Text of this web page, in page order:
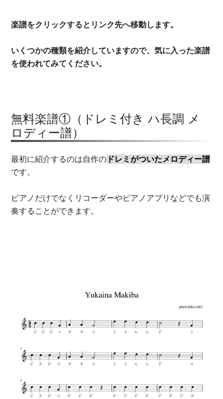
楽譜をクリックするとリンク先へ移動します。
いくつかの種類を紹介していますので、気に入った楽譜
を使われてみてください。
無料楽譜①（ドレミ付き ハ長調 メ
ロディー譜）
最初に紹介するのは自作の ドレミがついたメロディー譜
です。
ピアノだけでなくリコーダーやピアノアプリなどでも演
奏することができます。